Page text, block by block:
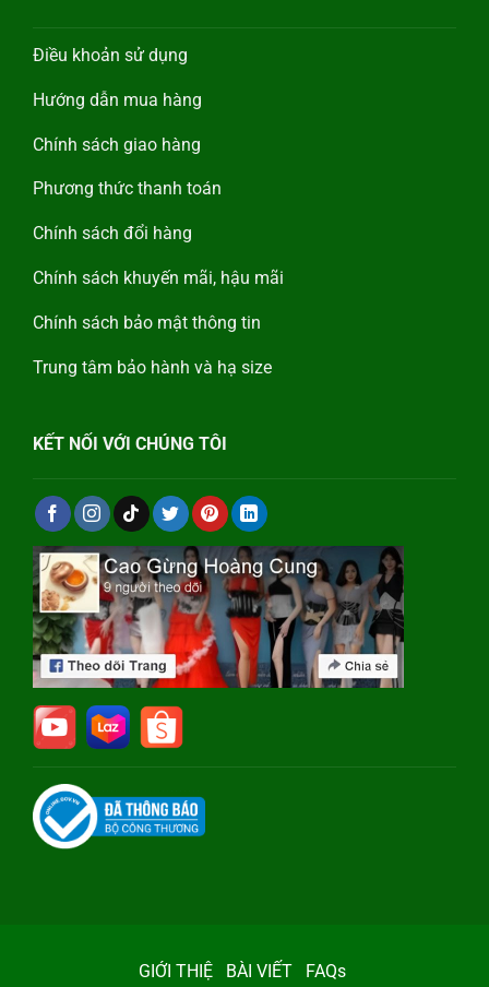
Điều khoản sử dụng
Hướng dẫn mua hàng
Chính sách giao hàng
Phương thức thanh toán
Chính sách đổi hàng
Chính sách khuyến mãi, hậu mãi
Chính sách bảo mật thông tin
Trung tâm bảo hành và hạ size
KẾT NỐI VỚI CHÚNG TÔI
GIỚI THIỆ BÀI VIẾT FAQs